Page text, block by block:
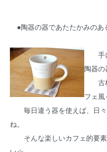
●陶器の器であたたかみの
手
陶器の
古材
フェ
毎日違う器を使えば、日々
ね。
そんな楽しいカフェ的要素